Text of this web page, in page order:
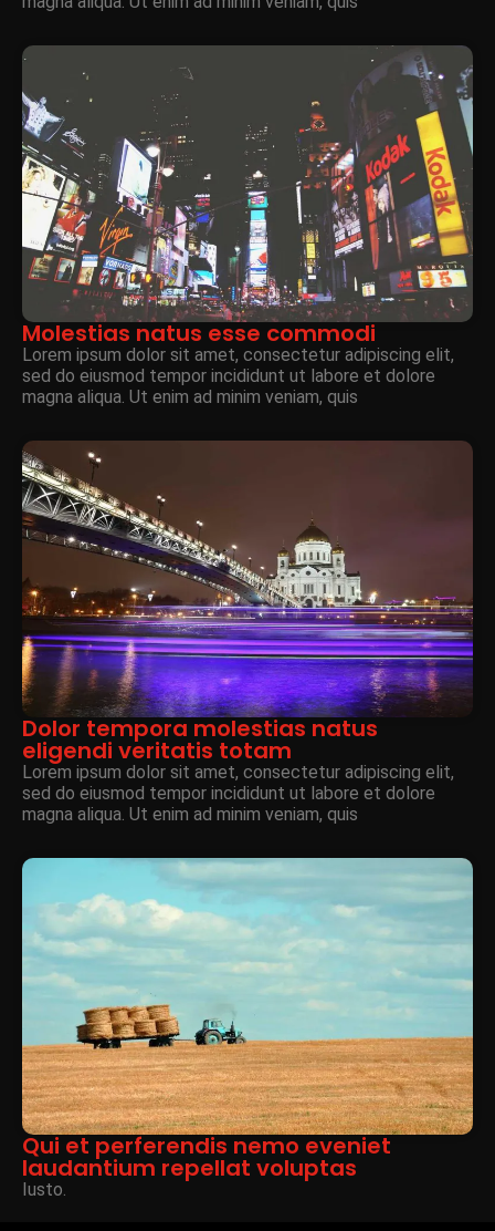
Molestias natus esse commodi
Lorem ipsum dolor sit amet, consectetur adipiscing elit,
sed do eiusmod tempor incididunt ut labore et dolore
magna aliqua. Ut enim ad minim veniam, quis
Dolor tempora molestias natus
eligendi veritatis totam
Lorem ipsum dolor sit amet, consectetur adipiscing elit,
sed do eiusmod tempor incididunt ut labore et dolore
magna aliqua. Ut enim ad minim veniam, quis
Qui et perferendis nemo eveniet
laudantium repellat voluptas
Iusto.